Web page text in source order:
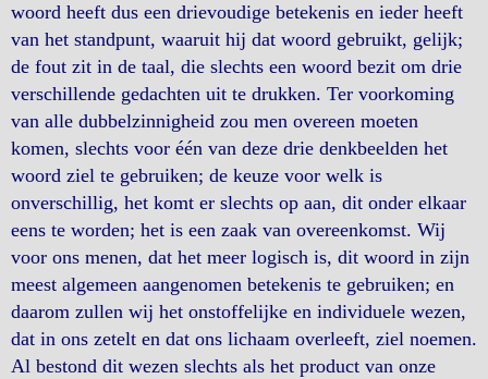
woord heeft dus een drievoudige betekenis en ieder heeft
van het standpunt, waaruit hij dat woord gebruikt, gelijk;
de fout zit in de taal, die slechts een woord bezit om drie
verschillende gedachten uit te drukken. Ter voorkoming
van alle dubbelzinnigheid zou men overeen moeten
komen, slechts voor één van deze drie denkbeelden het
woord ziel te gebruiken; de keuze voor welk is
onverschillig, het komt er slechts op aan, dit onder elkaar
eens te worden; het is een zaak van overeenkomst. Wij
voor ons menen, dat het meer logisch is, dit woord in zijn
meest algemeen aangenomen betekenis te gebruiken; en
daarom zullen wij het onstoffelijke en individuele wezen,
dat in ons zetelt en dat ons lichaam overleeft, ziel noemen.
Al bestond dit wezen slechts als het product van onze